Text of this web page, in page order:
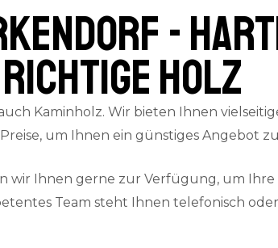
-
Holz
Kaminholz. Wir bieten Ihnen
um Ihnen ein günstiges Angebot
wir Ihnen gerne zur Verfügung, um
Team steht Ihnen telefonisch